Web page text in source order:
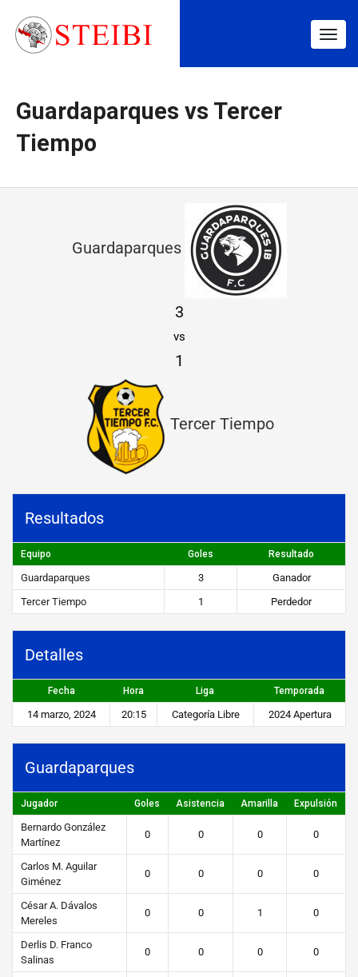
Guardaparques vs Tercer
Tiempo
s
v
s
T
c
e
r
m
p
o
STEIBI
https://steibi.org.py/wp-
Guardaparques
3
vs
1
Tercer Tiempo
Resultados
Equipo Goles Resultado
Guardaparques 3
Ganador
Tercer Tiempo
1 Perdedor
Detalles
Fecha Hora Liga Temporada
14 marzo, 2024 20:15 Categoría Libre 2024 Apertura
Guardaparques
Jugador Goles Asistencia Amarilla Expulsión
Bernardo González
Martínez
0 0 0 0
Carlos M. Aguilar
Giménez
0 0 0 0
César A. Dávalos
Mereles
0 0 1 0
Derlis D. Franco
Salinas
0 0 0 0